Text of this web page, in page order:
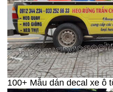
100+ Mẫu dán decal xe ô